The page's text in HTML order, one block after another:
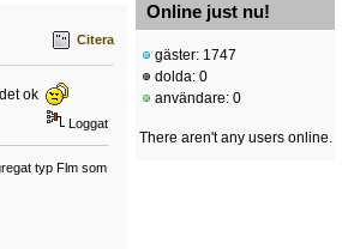
Citera
ok
Loggat
typ Flm som
Online just nu!
gäster: 1747
dolda: 0
användare: 0
There aren't any users online.